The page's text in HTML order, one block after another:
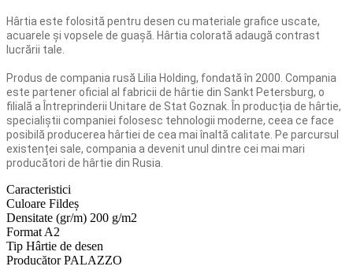
Hârtia este folosită pentru desen cu materiale grafice uscate,
acuarele și vopsele de guașă. Hârtia colorată adaugă contrast
lucrării tale.
Produs de compania rusă Lilia Holding, fondată în 2000. Compania
este partener oficial al fabricii de hârtie din Sankt Petersburg, o
filială a Întreprinderii Unitare de Stat Goznak. În producția de hârtie,
specialiștii companiei folosesc tehnologii moderne, ceea ce face
posibilă producerea hârtiei de cea mai înaltă calitate. Pe parcursul
existenței sale, compania a devenit unul dintre cei mai mari
producători de hârtie din Rusia.
Caracteristici
Culoare Fildeș
Densitate (gr/m) 200 g/m2
Format A2
Tip Hârtie de desen
Producător PALAZZO